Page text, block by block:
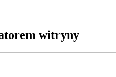
witryny